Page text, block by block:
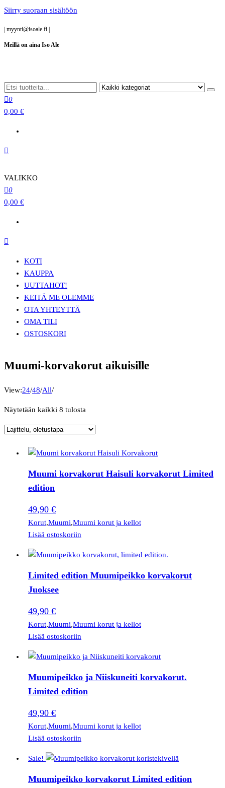
Siirry suoraan sisältöön
myynti@isoale.fi
Meillä on aina Iso Ale
0
0,00 €
VALIKKO
0
0,00 €
KOTI
KAUPPA
UUTTAHOT!
KEITÄ ME OLEMME
OTA YHTEYTTÄ
OMA TILI
OSTOSKORI
Muumi-korvakorut aikuisille
View:24/48/All/
Näytetään kaikki 8 tulosta
Muumi korvakorut Haisuli korvakorut Limited
edition
49,90 €
Korut,Muumi,Muumi korut ja kellot
Lisää ostoskoriin
Limited edition Muumipeikko korvakorut
Juoksee
49,90 €
Korut,Muumi,Muumi korut ja kellot
Lisää ostoskoriin
Muumipeikko ja Niiskuneiti korvakorut.
Limited edition
49,90 €
Korut,Muumi,Muumi korut ja kellot
Lisää ostoskoriin
Sale!
Muumipeikko korvakorut Limited edition